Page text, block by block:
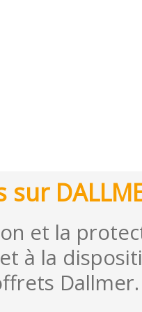
et la
à la
Dallmer.